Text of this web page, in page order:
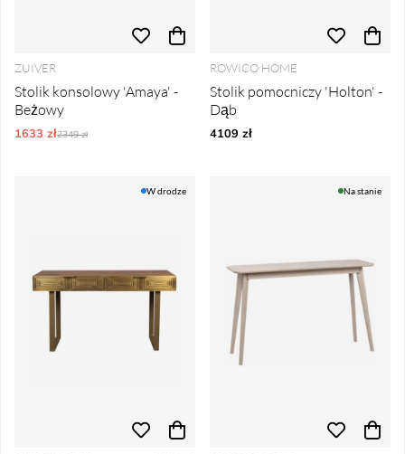
ZUIVER
Stolik konsolowy 'Amaya' -
Beżowy
1633 złOrdynarne ceny:
2349 zł
ROWICO HOME
Stolik pomocniczy 'Holton' -
Dąb
4109 zł
W drodze Na stanie